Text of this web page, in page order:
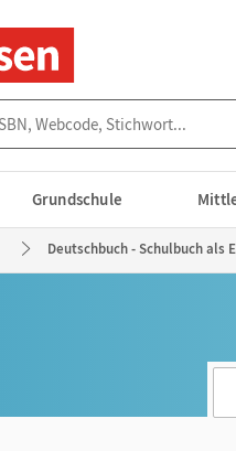
Grundschule
Deutschbuch - Schulbuch als